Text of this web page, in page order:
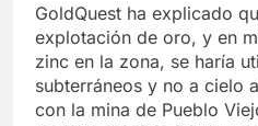
GoldQuest ha explicado
explotación de oro, y en
zinc en la zona, se haría
subterráneos y no a cielo
con la mina de Pueblo